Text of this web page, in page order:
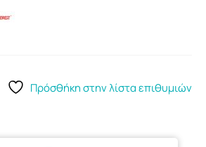
Πρόσθήκη στην λίστα επιθυμιών